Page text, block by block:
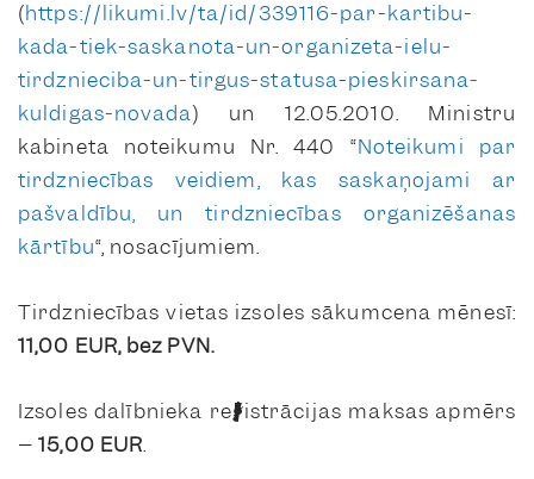
(https://likumi.lv/ta/id/339116-par-kartibu-
kada-tiek-saskanota-un-organizeta-ielu-
tirdznieciba-un-tirgus-statusa-pieskirsana-
kuldigas-novada) un 12.05.2010. Ministru
kabineta noteikumu Nr. 440 “Noteikumi par
tirdzniecības veidiem, kas saskaņojami ar
pašvaldību, un tirdzniecības organizēšanas
kārtību“, nosacījumiem.
Tirdzniecības vietas izsoles sākumcena mēnesī:
11,00 EUR, bez PVN.
Izsoles dalībnieka reģistrācijas maksas apmērs
–15,00 EUR.